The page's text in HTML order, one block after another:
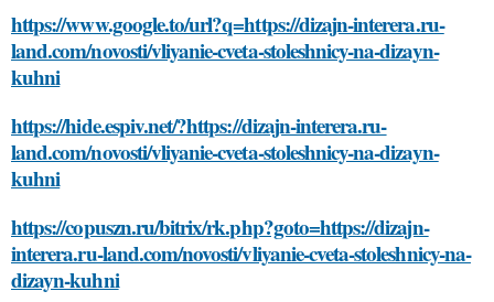
https://www.google.to/url?q=https://dizajn-interera.ru-
land.com/novosti/vliyanie-cveta-stoleshnicy-na-dizayn-
kuhni
https://hide.espiv.net/?https://dizajn-interera.ru-
land.com/novosti/vliyanie-cveta-stoleshnicy-na-dizayn-
kuhni
https://copuszn.ru/bitrix/rk.php?goto=https://dizajn-
interera.ru-land.com/novosti/vliyanie-cveta-stoleshnicy-na-
dizayn-kuhni